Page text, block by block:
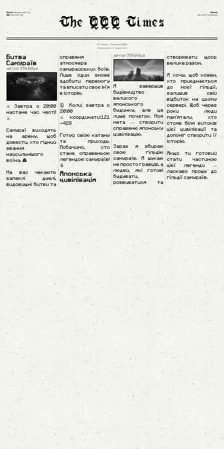
Server:
play.qqq-craft.top
Web:
qqq-craft.top The QQQ Times
Discord:
qqq-craft.top/discord
27 липня – 2 серпня 2026
Архівний випуск (1 тиждень тому)
Битва
Самураїв
автор 5568illya
⚔️ Завтра о 20:00
настане час честі!
⚔️
Самураї виходять
на арену, щоб
довести, хто гідний
звання
найсильнішого
воїна. 🏯
На вас чекають
запеклі дуелі,
видовищні битви та
справжня
атмосфера
самурайських боїв.
Лише один зможе
здобути перемогу
та вписати своє ім'я
в історію.
🗓️ Коли: завтра о
20:00
⚔️ координати:121
-428
Готуй свою катану
та приходь.
Побачимо, хто
стане справжньою
легендою самураїв!
🏮
Японська
цивілізація
автор 5568illya
Я завершив
будівництво
великого
японського
будинку, але це
лише початок. Моя
мета — створити
справжню японську
цивілізацію.
Зараз я збираю
свою гільдію
самураїв. Я шукаю
не просто гравців, а
людей, які готові
будувати,
розвиватися та
створювати щось
велике разом.
Я хочу, щоб кожен,
хто приєднається
до моєї гільдії,
залишив свій
відбиток на цьому
сервері. Щоб через
роки люди
пам'ятали, хто
стояв біля витоків
цієї цивілізації та
допоміг створити її
історію.
Якщо ти готовий
стати частиною
цієї легенди —
ласкаво прошу до
гільдії самураїв.